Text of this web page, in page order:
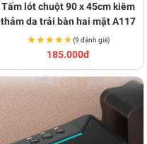
Tấm lót chuột 90 x 45cm kiêm
thảm da trải bàn hai mặt A117
★★★★★
★★★★★(9 đánh giá)
185.000đ